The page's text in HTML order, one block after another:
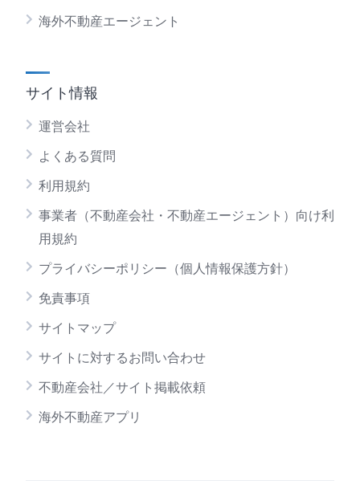
海外不動産エージェント
サイト情報
運営会社
よくある質問
利用規約
事業者（不動産会社・不動産エージェント）向け利
用規約
プライバシーポリシー（個人情報保護方針）
免責事項
サイトマップ
サイトに対するお問い合わせ
不動産会社／サイト掲載依頼
海外不動産アプリ